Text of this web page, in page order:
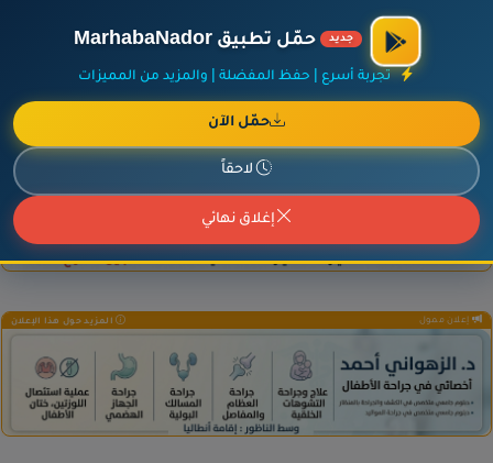
أضف نشاطك مجاناً
جديد حمّل تطبيق MarhabaNador
تجربة أسرع | حفظ المفضلة | والمزيد من المميزات
حمّل الآن
لاحقاً
إغلاق نهائي
إعلان ممول المزيد حول هذا الإعلان
إعلان ممول المزيد حول هذا الإعلان